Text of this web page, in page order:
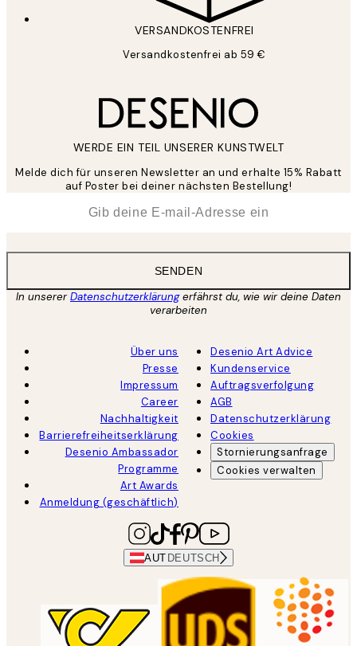
VERSANDKOSTENFREI
Versandkostenfrei ab 59 €
WERDE EIN TEIL UNSERER KUNSTWELT
Melde dich für unseren Newsletter an und erhalte 15% Rabatt
auf Poster bei deiner nächsten Bestellung!
SENDEN
In unsererDatenschutzerklärungerfährst du, wie wir deine Daten
verarbeiten
Über uns
Presse
Impressum
Career
Nachhaltigkeit
Barrierefreiheitserklärung
Desenio Ambassador
Programme
Art Awards
Anmeldung (geschäftlich)
Desenio Art Advice
Kundenservice
Auftragsverfolgung
AGB
Datenschutzerklärung
Cookies
Stornierungsanfrage
Cookies verwalten
AUT DEUTSCH